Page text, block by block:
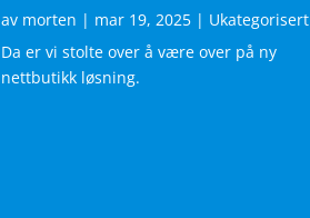
av morten | mar 19, 2025| Ukategorisert
Da er vi stolte over å være over på ny
nettbutikk løsning.